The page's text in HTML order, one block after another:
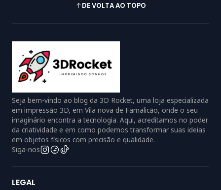
DE VOLTA AO TOPO
Seja bem-vindo ao blog da 3D Rocket, uma loja especializada
em impressão 3D, em Vila nova de Famalicão, onde o seu
imaginário encontra a tecnologia. Aqui, acreditamos no poder
da criatividade e em como podemos transformar suas ideias
em objetos físicos com precisão e qualidade.
Siga-nos
LEGAL